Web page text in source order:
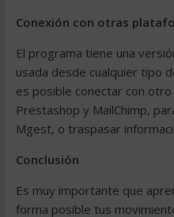
Conexión con otras
El programa tiene una
usada desde cualquier tipo
es posible conectar con
Prestashop y MailChimp,
Mgest, o traspasar
Conclusión
Es muy importante que
forma posible tus